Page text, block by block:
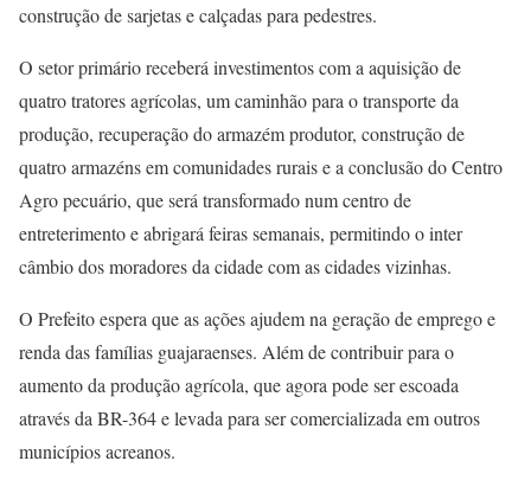
construção de sarjetas e calçadas para pedestres.
O setor primário receberá investimentos com a aquisição de
quatro tratores agrícolas, um caminhão para o transporte da
produção, recuperação do armazém produtor, construção de
quatro armazéns em comunidades rurais e a conclusão do Centro
Agro pecuário, que será transformado num centro de
entreterimento e abrigará feiras semanais, permitindo o inter
câmbio dos moradores da cidade com as cidades vizinhas.
O Prefeito espera que as ações ajudem na geração de emprego e
renda das famílias guajaraenses. Além de contribuir para o
aumento da produção agrícola, que agora pode ser escoada
através da BR-364 e levada para ser comercializada em outros
municípios acreanos.